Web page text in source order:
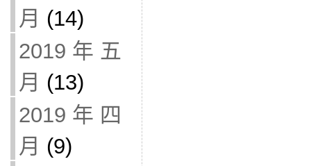
月 (14)
2019 年 五
月 (13)
2019 年 四
月 (9)